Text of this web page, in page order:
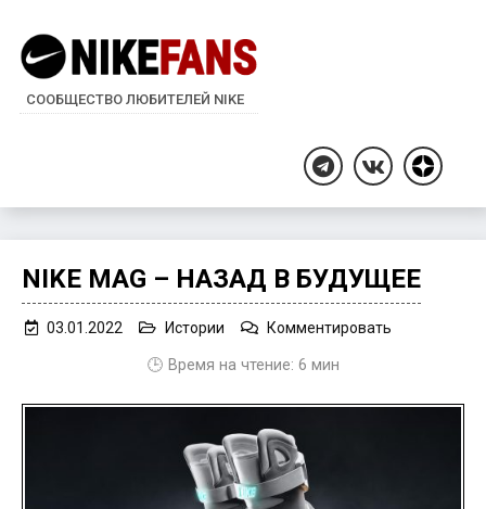
СООБЩЕСТВО ЛЮБИТЕЛЕЙ NIKE
TelegramВКонтакте
Дзен
NIKE MAG – НАЗАД В БУДУЩЕЕ
03.01.2022 Истории Комментировать
🕒 Время на чтение: 6 мин